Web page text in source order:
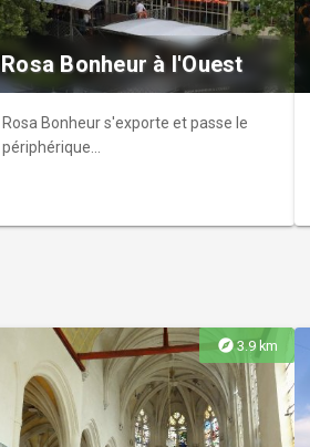
Rosa Bonheur à l'Ouest
Rosa Bonheur s'exporte et passe le
périphérique...
explore3.9 km